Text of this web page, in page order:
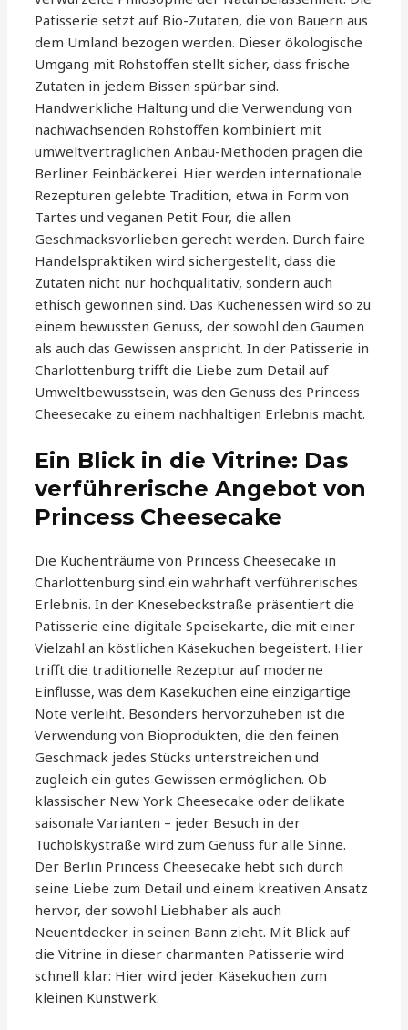
Patisserie setzt auf Bio-Zutaten, die von Bauern aus
dem Umland bezogen werden. Dieser ökologische
Umgang mit Rohstoffen stellt sicher, dass frische
Zutaten in jedem Bissen spürbar sind.
Handwerkliche Haltung und die Verwendung von
nachwachsenden Rohstoffen kombiniert mit
umweltverträglichen Anbau-Methoden prägen die
Berliner Feinbäckerei. Hier werden internationale
Rezepturen gelebte Tradition, etwa in Form von
Tartes und veganen Petit Four, die allen
Geschmacksvorlieben gerecht werden. Durch faire
Handelspraktiken wird sichergestellt, dass die
Zutaten nicht nur hochqualitativ, sondern auch
ethisch gewonnen sind. Das Kuchenessen wird so zu
einem bewussten Genuss, der sowohl den Gaumen
als auch das Gewissen anspricht. In der Patisserie in
Charlottenburg trifft die Liebe zum Detail auf
Umweltbewusstsein, was den Genuss des Princess
Cheesecake zu einem nachhaltigen Erlebnis macht.
Ein Blick in die Vitrine: Das
verführerische Angebot von
Princess Cheesecake
Die Kuchenträume von Princess Cheesecake in
Charlottenburg sind ein wahrhaft verführerisches
Erlebnis. In der Knesebeckstraße präsentiert die
Patisserie eine digitale Speisekarte, die mit einer
Vielzahl an köstlichen Käsekuchen begeistert. Hier
trifft die traditionelle Rezeptur auf moderne
Einflüsse, was dem Käsekuchen eine einzigartige
Note verleiht. Besonders hervorzuheben ist die
Verwendung von Bioprodukten, die den feinen
Geschmack jedes Stücks unterstreichen und
zugleich ein gutes Gewissen ermöglichen. Ob
klassischer New York Cheesecake oder delikate
saisonale Varianten – jeder Besuch in der
Tucholskystraße wird zum Genuss für alle Sinne.
Der Berlin Princess Cheesecake hebt sich durch
seine Liebe zum Detail und einem kreativen Ansatz
hervor, der sowohl Liebhaber als auch
Neuentdecker in seinen Bann zieht. Mit Blick auf
die Vitrine in dieser charmanten Patisserie wird
schnell klar: Hier wird jeder Käsekuchen zum
kleinen Kunstwerk.